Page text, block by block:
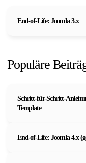
End-of-Life: Joomla 3.x
Populäre
Schritt-für-Schritt-
Template
End-of-Life: Joomla 4.x